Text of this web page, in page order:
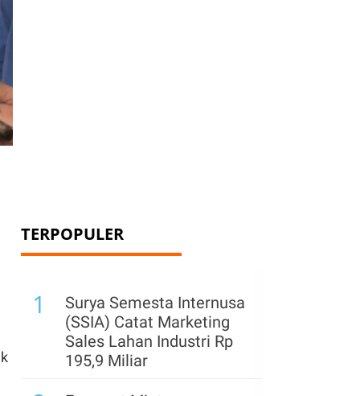
TERPOPULER
1
Surya Semesta Internusa
(SSIA) Catat Marketing
Sales Lahan Industri Rp
195,9 Miliar